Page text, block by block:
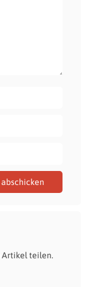
Artikel teilen.